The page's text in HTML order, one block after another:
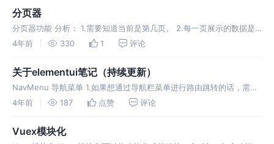
分页器
分页器功能 分析： 1.需要知道当前是第几页。 2.每一页展示的数据是
多少条 3.需要知道数据一共有多少条【通过2，3可以知道一共的页
4年前 330 1 评论
关于elementui笔记（持续更新）
NavMenu 导航菜单 1.如果想通过导航栏菜单进行路由跳转的话，需要
给el-menu添加一个router属性，这个属性表示是否使用 vue-router
4年前 187 点赞 评论
Vuex模块化